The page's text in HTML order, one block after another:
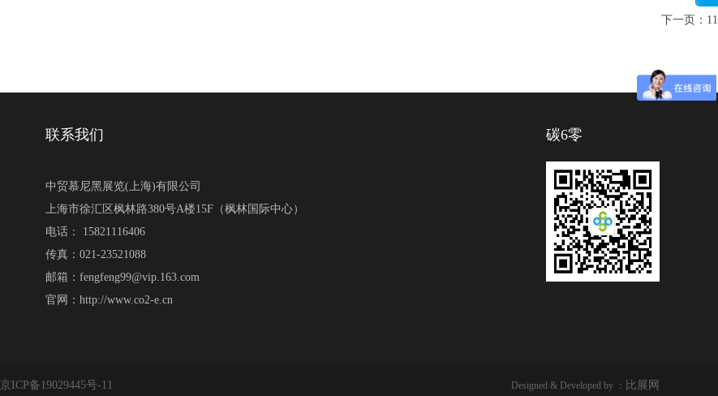
下一页： 11
联系我们
中贸慕尼黑展览(上海)有限公司
上海市徐汇区枫林路380号A楼15F（枫林国际中心）
电话： 15821116406
传真：021-23521088
邮箱：fengfeng99@vip.163.com
官网：http://www.co2-e.cn
碳6零
京ICP备19029445号-11 Designed & Developed by ： 比展网